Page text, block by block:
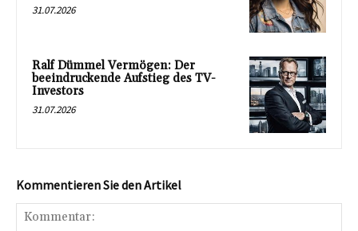
31.07.2026
Ralf Dümmel Vermögen: Der
beeindruckende Aufstieg des TV-
Investors
31.07.2026
Kommentieren Sie den Artikel